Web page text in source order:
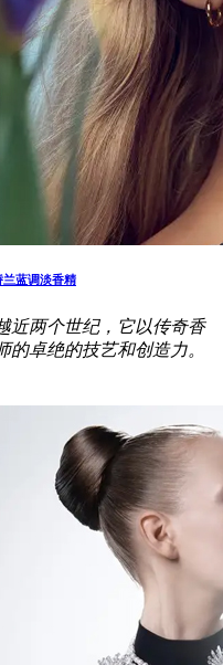
蓝调淡香精
近两个世纪，它以传奇香
卓绝的技艺和创造力。